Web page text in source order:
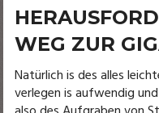
WEG ZUR
Natürlich is des alles
verlegen is aufwendig